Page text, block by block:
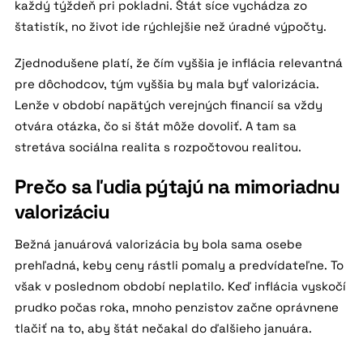
každý týždeň pri pokladni. Štát síce vychádza zo
štatistík, no život ide rýchlejšie než úradné výpočty.
Zjednodušene platí, že čím vyššia je inflácia relevantná
pre dôchodcov, tým vyššia by mala byť valorizácia.
Lenže v období napätých verejných financií sa vždy
otvára otázka, čo si štát môže dovoliť. A tam sa
stretáva sociálna realita s rozpočtovou realitou.
Prečo sa ľudia pýtajú na mimoriadnu
valorizáciu
Bežná januárová valorizácia by bola sama osebe
prehľadná, keby ceny rástli pomaly a predvídateľne. To
však v poslednom období neplatilo. Keď inflácia vyskočí
prudko počas roka, mnoho penzistov začne oprávnene
tlačiť na to, aby štát nečakal do ďalšieho januára.